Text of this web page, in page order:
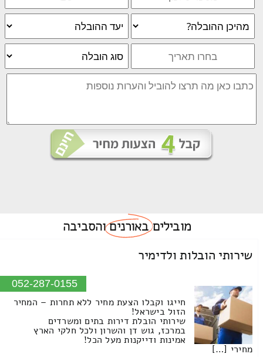
מוביליםבאורניםוהסביבה
שירותי הובלות ולדימיר
052-287-0155
חייגו וקבלו הצעת מחיר ללא תחרות – המחיר
הזול בישראל!
שירותי הובלת דירות בתים ומשרדים
במרכז, גוש דן והשרון ולכל חלקי הארץ
אמינות ודייקנות מעל הכל!
מחירי […]